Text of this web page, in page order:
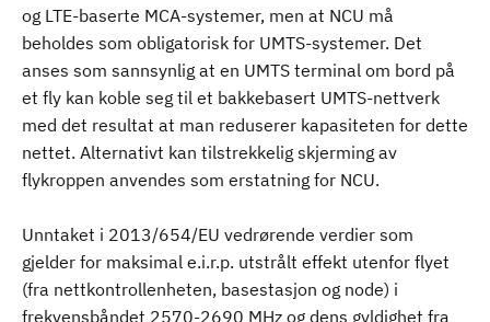
og LTE-baserte MCA-systemer, men at NCU må
beholdes som obligatorisk for UMTS-systemer. Det
anses som sannsynlig at en UMTS terminal om bord på
et fly kan koble seg til et bakkebasert UMTS-nettverk
med det resultat at man reduserer kapasiteten for dette
nettet. Alternativt kan tilstrekkelig skjerming av
flykroppen anvendes som erstatning for NCU.
Unntaket i 2013/654/EU vedrørende verdier som
gjelder for maksimal e.i.r.p. utstrålt effekt utenfor flyet
(fra nettkontrollenheten, basestasjon og node) i
frekvensbåndet 2570-2690 MHz og dens gyldighet fra